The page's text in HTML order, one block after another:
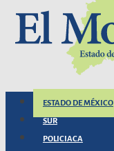
ESTADO DE MÉXICO
SUR
POLICIACA